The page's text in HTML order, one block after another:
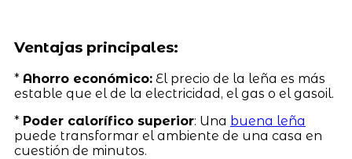
Ventajas principales:
* Ahorro económico:El precio de la leña es más
estable que el de la electricidad, el gas o el gasoil.
* Poder calorífico superior: Una buena leña
puede transformar el ambiente de una casa en
cuestión de minutos.